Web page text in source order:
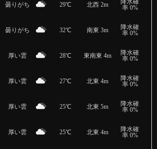
曇りがち 29℃ 北西 2m
降水確
率 0%
曇りがち 32℃ 南東 3m
降水確
率 0%
厚い雲 28℃ 東南東 4m
降水確
率 0%
厚い雲 27℃ 北東 4m
降水確
率 0%
厚い雲 25℃ 北東 5m
降水確
率 0%
厚い雲 25℃ 北東 4m
降水確
率 0%